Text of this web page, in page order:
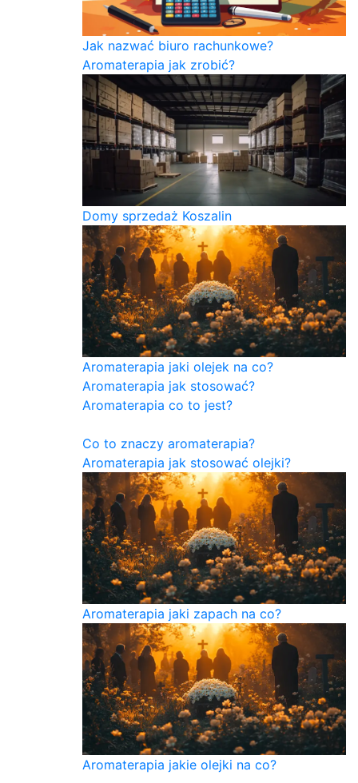
Jak nazwać biuro rachunkowe?
Aromaterapia jak zrobić?
Domy sprzedaż Koszalin
Aromaterapia jaki olejek na co?
Aromaterapia jak stosować?
Aromaterapia co to jest?
Co to znaczy aromaterapia?
Aromaterapia jak stosować olejki?
Aromaterapia jaki zapach na co?
Aromaterapia jakie olejki na co?